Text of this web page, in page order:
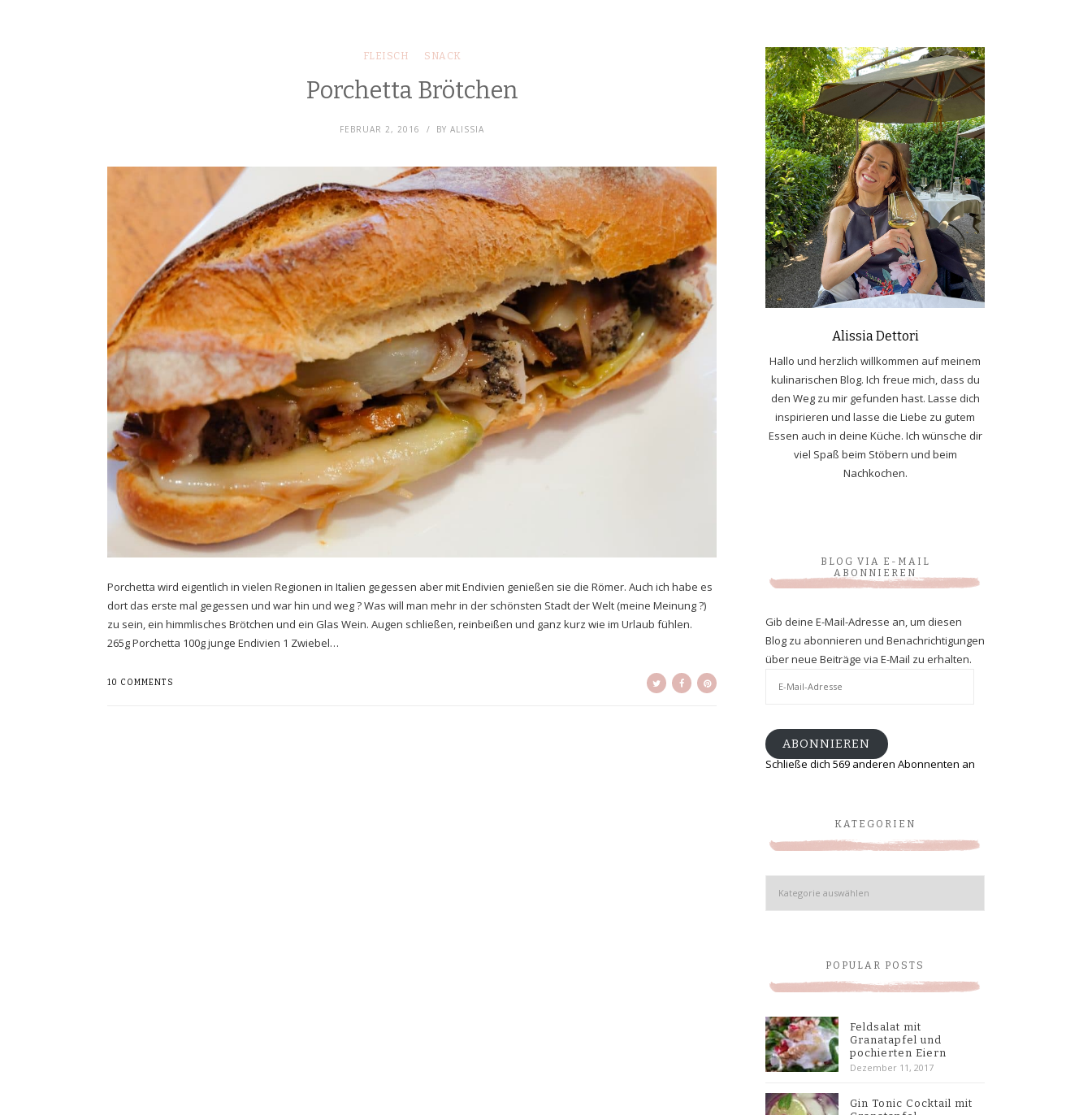
FLEISCH SNACK
Porchetta Brötchen
FEBRUAR 2, 2016 BY ALISSIA
Porchetta wird eigentlich in vielen Regionen in Italien gegessen aber mit Endivien genießen sie die Römer. Auch ich habe es
dort das erste mal gegessen und war hin und weg ? Was will man mehr in der schönsten Stadt der Welt (meine Meinung ?)
zu sein, ein himmlisches Brötchen und ein Glas Wein. Augen schließen, reinbeißen und ganz kurz wie im Urlaub fühlen.
265g Porchetta 100g junge Endivien 1 Zwiebel…
10 COMMENTS
Alissia Dettori
Hallo und herzlich willkommen auf meinem
kulinarischen Blog. Ich freue mich, dass du
den Weg zu mir gefunden hast. Lasse dich
inspirieren und lasse die Liebe zu gutem
Essen auch in deine Küche. Ich wünsche dir
viel Spaß beim Stöbern und beim
Nachkochen.
BLOG VIA E-MAIL
ABONNIEREN
Gib deine E-Mail-Adresse an, um diesen
Blog zu abonnieren und Benachrichtigungen
über neue Beiträge via E-Mail zu erhalten.
ABONNIEREN
Schließe dich 569 anderen Abonnenten an
KATEGORIEN
Kategorien
POPULAR POSTS
Feldsalat mit
Granatapfel und
pochierten Eiern
Dezember 11, 2017
Gin Tonic Cocktail mit